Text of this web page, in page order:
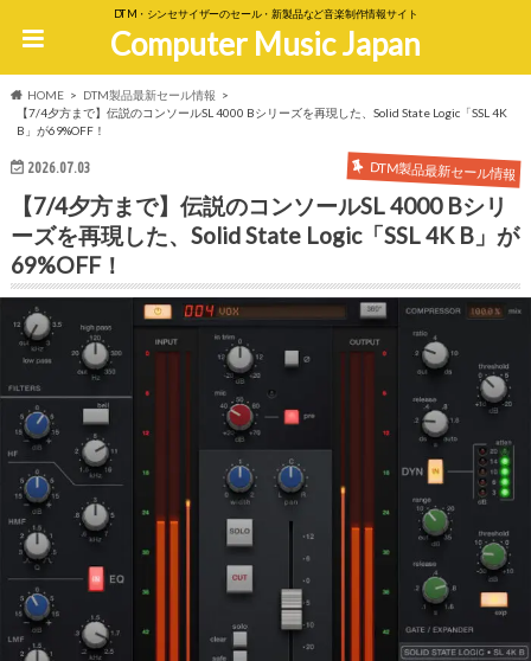
DTM・シンセサイザーのセール・新製品など音楽制作情報サイト
Computer Music Japan
HOME
DTM製品最新セール情報
【7/4夕方まで】伝説のコンソールSL 4000 Bシリーズを再現した、Solid State Logic「SSL 4K
B」が69%OFF！
2026.07.03 DTM製品最新セール情報
【7/4夕方まで】伝説のコンソールSL 4000 Bシリ
ーズを再現した、Solid State Logic「SSL 4K B」が
69%OFF！